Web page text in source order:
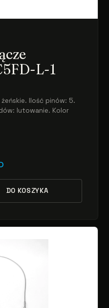
L-1
Ilość pinów: 5.
lutowanie. Kolor
DO KOSZYKA